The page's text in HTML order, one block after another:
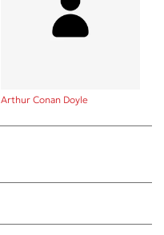
σου
Arthur Conan Doyle